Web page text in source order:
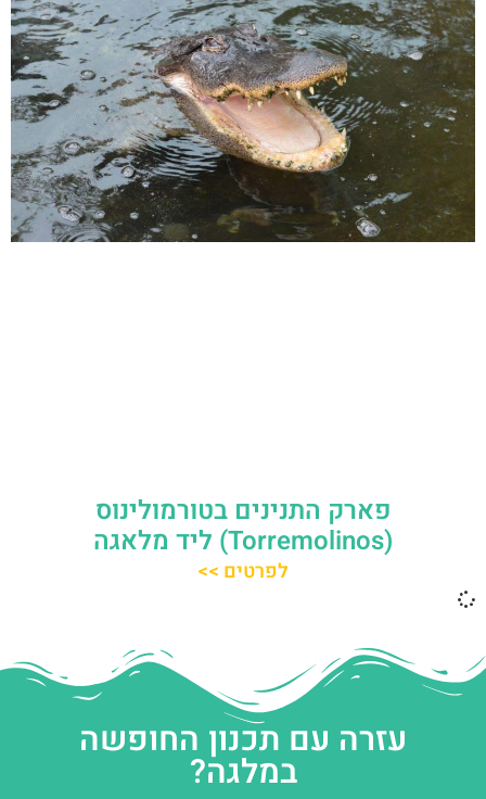
פארק התנינים בטורמולינוס
(Torremolinos) ליד מלאגה
לפרטים >>
עזרה עם תכנון החופשה
במלגה?